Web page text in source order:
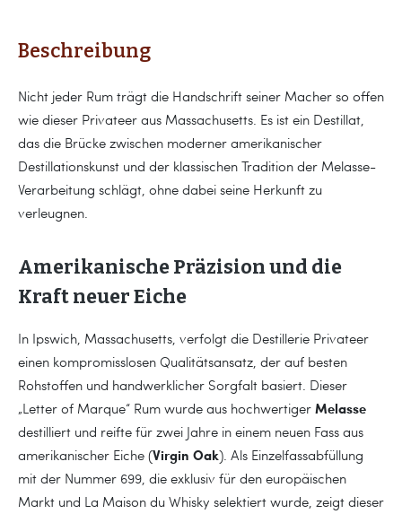
Beschreibung
Nicht jeder Rum trägt die Handschrift seiner Macher so offen
wie dieser Privateer aus Massachusetts. Es ist ein Destillat,
das die Brücke zwischen moderner amerikanischer
Destillationskunst und der klassischen Tradition der Melasse-
Verarbeitung schlägt, ohne dabei seine Herkunft zu
verleugnen.
Amerikanische Präzision und die
Kraft neuer Eiche
In Ipswich, Massachusetts, verfolgt die Destillerie Privateer
einen kompromisslosen Qualitätsansatz, der auf besten
Rohstoffen und handwerklicher Sorgfalt basiert. Dieser
„Letter of Marque“ Rum wurde aus hochwertiger Melasse
destilliert und reifte für zwei Jahre in einem neuen Fass aus
amerikanischer Eiche (Virgin Oak). Als Einzelfassabfüllung
mit der Nummer 699, die exklusiv für den europäischen
Markt und La Maison du Whisky selektiert wurde, zeigt dieser